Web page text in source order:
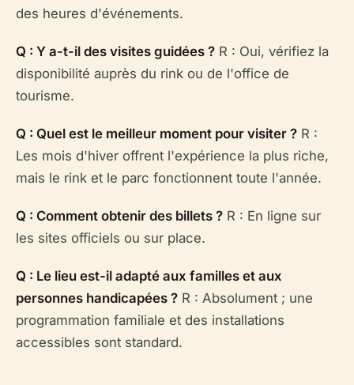
des heures d'événements.
Q : Y a-t-il des visites guidées ? R : Oui, vérifiez la
disponibilité auprès du rink ou de l'office de
tourisme.
Q : Quel est le meilleur moment pour visiter ? R :
Les mois d'hiver offrent l'expérience la plus riche,
mais le rink et le parc fonctionnent toute l'année.
Q : Comment obtenir des billets ? R : En ligne sur
les sites officiels ou sur place.
Q : Le lieu est-il adapté aux familles et aux
personnes handicapées ? R : Absolument ; une
programmation familiale et des installations
accessibles sont standard.